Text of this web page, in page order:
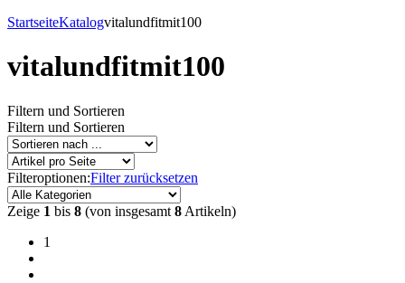
StartseiteKatalogvitalundfitmit100
vitalundfitmit100
Filtern und Sortieren
Filtern und Sortieren
Filteroptionen:Filter zurücksetzen
Zeige 1 bis 8 (von insgesamt 8 Artikeln)
1